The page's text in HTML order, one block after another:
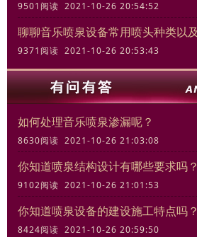
9501阅读 2021-10-26 20:54:52
9371阅读 2021-10-26 20:53:43
如何处理音乐喷泉渗漏呢？
8630阅读 2021-10-26 21:03:08
你知道喷泉结构设计有哪些要求吗？
9102阅读 2021-10-26 21:01:53
你知道喷泉设备的建设施工特点吗？
8424阅读 2021-10-26 20:59:50